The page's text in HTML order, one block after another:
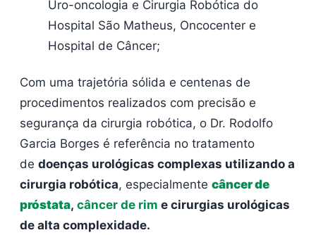
Uro-oncologia e Cirurgia Robótica do
Hospital São Matheus, Oncocenter e
Hospital de Câncer;
Com uma trajetória sólida e centenas de
procedimentos realizados com precisão e
segurança da cirurgia robótica, o Dr. Rodolfo
Garcia Borges é referência no tratamento
de doenças urológicas complexas utilizando a
cirurgia robótica, especialmente câncer de
próstata, câncer de rim e cirurgias urológicas
de alta complexidade.